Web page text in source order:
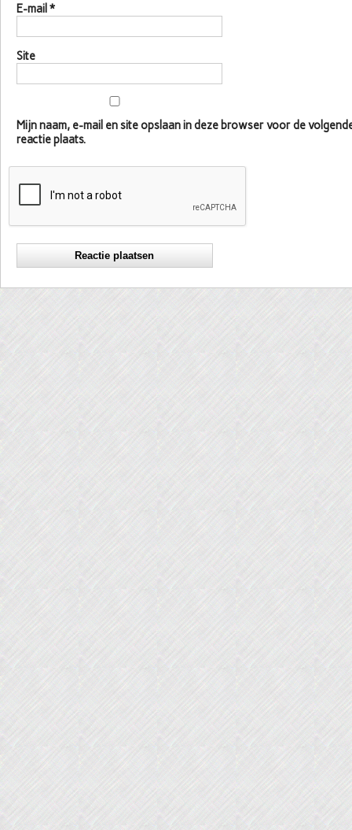
E-mail *
Site
Mijn naam, e-mail en site opslaan in deze browser voor de
reactie plaats.